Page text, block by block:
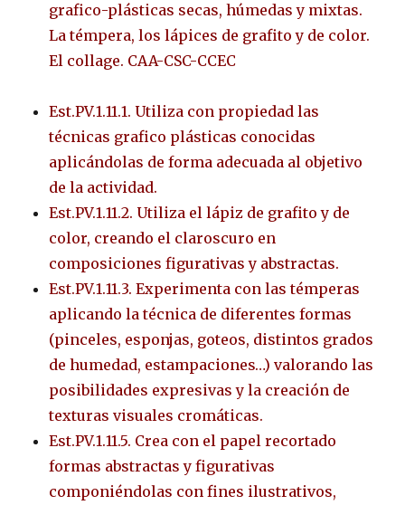
grafico-plásticas secas, húmedas y mixtas.
La témpera, los lápices de grafito y de color.
El collage. CAA-CSC-CCEC
Est.PV.1.11.1. Utiliza con propiedad las
técnicas grafico plásticas conocidas
aplicándolas de forma adecuada al objetivo
de la actividad.
Est.PV.1.11.2. Utiliza el lápiz de grafito y de
color, creando el claroscuro en
composiciones figurativas y abstractas.
Est.PV.1.11.3. Experimenta con las témperas
aplicando la técnica de diferentes formas
(pinceles, esponjas, goteos, distintos grados
de humedad, estampaciones…) valorando las
posibilidades expresivas y la creación de
texturas visuales cromáticas.
Est.PV.1.11.5. Crea con el papel recortado
formas abstractas y figurativas
componiéndolas con fines ilustrativos,